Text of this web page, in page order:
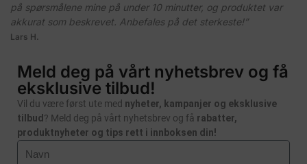
på spørsmålene mine på under 10 minutter, og produktet var
akkurat som beskrevet. Anbefales på det sterkeste!”
Lars H.
Meld deg på vårt nyhetsbrev og få
eksklusive tilbud!
Vil du være først ute med nyheter, kampanjer og eksklusive
tilbud ? Meld deg på vårt nyhetsbrev og få rabatter,
produktnyheter og tips rett i innboksen din!